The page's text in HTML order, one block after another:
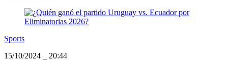
Sports
15/10/2024
20:44